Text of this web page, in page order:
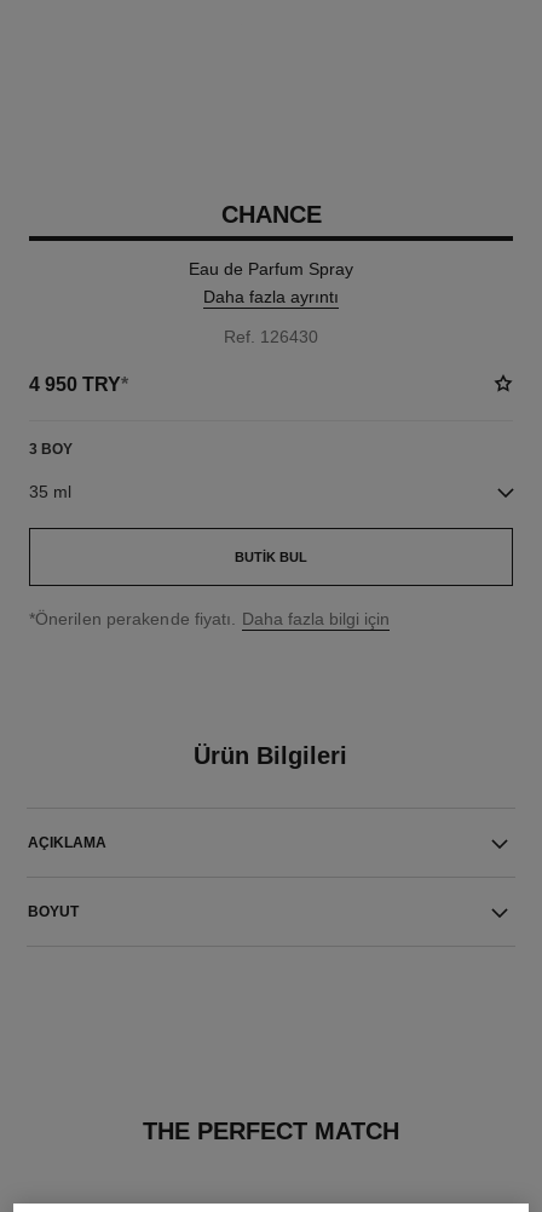
CHANCE
Eau de Parfum Spray
Daha fazla ayrıntı
Ref. 126430
4 950 TRY*
3 BOY
35 ml
BUTIK BUL
↩
*Önerilen perakende fiyatı. Daha fazla bilgi için
Ürün Bilgileri
AÇIKLAMA
BOYUT
THE PERFECT MATCH